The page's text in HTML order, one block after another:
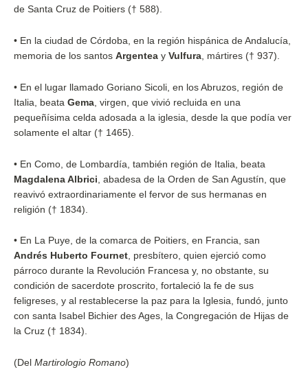
de Santa Cruz de Poitiers († 588).
• En la ciudad de Córdoba, en la región hispánica de Andalucía,
memoria de los santos Argentea y Vulfura , mártires († 937).
• En el lugar llamado Goriano Sicoli, en los Abruzos, región de
Italia, beata Gema , virgen, que vivió recluida en una
pequeñísima celda adosada a la iglesia, desde la que podía ver
solamente el altar († 1465).
• En Como, de Lombardía, también región de Italia, beata
Magdalena Albrici , abadesa de la Orden de San Agustín, que
reavivó extraordinariamente el fervor de sus hermanas en
religión († 1834).
• En La Puye, de la comarca de Poitiers, en Francia, san
Andrés Huberto Fournet, presbítero, quien ejerció como
párroco durante la Revolución Francesa y, no obstante, su
condición de sacerdote proscrito, fortaleció la fe de sus
feligreses, y al restablecerse la paz para la Iglesia, fundó, junto
con santa Isabel Bichier des Ages, la Congregación de Hijas de
la Cruz († 1834).
(Del Martirologio Romano)